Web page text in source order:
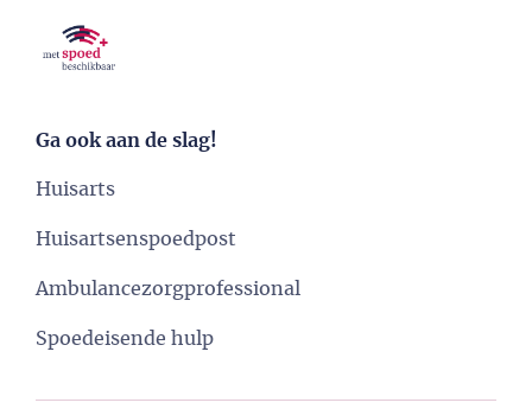
Ga ook aan de slag!
Huisarts
Huisartsenspoedpost
Ambulancezorgprofessional
Spoedeisende hulp